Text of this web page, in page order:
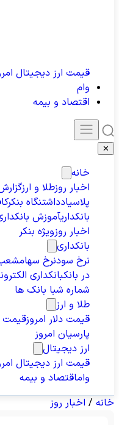
قیمت ارز دیجیتال
وام
اقتصاد و بیمه
✕
خانه
اخبار روزطلا و ارز
پلاسیادداشتنگاه بنکر
بانکداریآموزش
اخبار روزویژه بنکر
بانکداری
نرخ سودنرخ سهام
در بانکبانکداری
شماره شبا بانک ها
طلا و ارز
قیمت دلار امروزقیمت
پارسیان امروز
ارز دیجیتال
قیمت ارز دیجیتال
واماقتصاد و بیمه
خانه / اخبار روز